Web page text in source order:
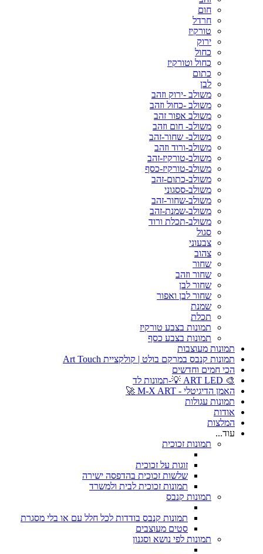
חום
חרדל
טורקיז
ירוק
כחול
כחול וטורקיז
כתום
לבן
משולב -ירוק וזהב
משולב -כחול וזהב
משולב אפור זהב
משולב- חום וזהב
משולב- שחור-זהב
משולב-ורוד וזהב
משולב-טורקיז-זהב
משולב-טורקיז-כסף
משולב-כתום-זהב
משולב-ססגוני
משולב-שחור-זהב
משולב-שמנת-זהב
משולב-תכלת ורוד
סגול
צבעוני
צהוב
שחור
שחור וזהב
שחור לבן
שחור לבן ואפור
שמנת
תכלת
תמונות בצבע טורקיז
תמונות בצבע כסף
תמונות מעוצבות
תמונות קנבס במרקם בולט | קולקציית Art Touch
הכי חמים וחדשים
🎨 ART LED 💡-תמונות לד
האמן הדיגיטלי - M-X ART 🚀
תמונות עגולות
אודות
המלצות
עוד...
תמונות זכוכית
זוגות על זכוכית
שלשות זכוכית בהדפסה ישירה
תמונות זכוכית לבית ולמשרד
תמונות קנבס
תמונות קנבס בודדות לכל חלל עם או בלי מסגרת
סטים מעוצבים
תמונות לפי נושא וסגנון